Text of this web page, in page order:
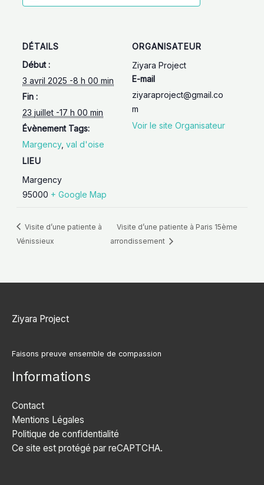
DÉTAILS
Début :
3 avril 2025 -8 h 00 min
Fin :
23 juillet -17 h 00 min
Évènement Tags:
Margency,val d'oise
LIEU
Margency
95000 + Google Map
ORGANISATEUR
Ziyara Project
E-mail
ziyaraproject@gmail.co
m
Voir le site Organisateur
Visite d’une patiente à
Vénissieux
Visite d’une patiente à Paris 15ème
arrondissement
Ziyara Project
Faisons preuve ensemble de compassion
Informations
Contact
Mentions Légales
Politique de confidentialité
Ce site est protégé par reCAPTCHA.